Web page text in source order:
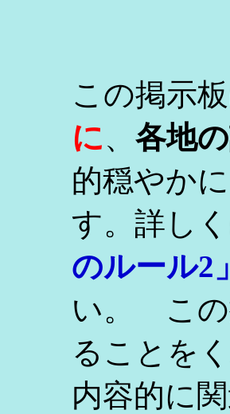
この掲示板
に、 各地
的穏やか
す。詳し
のルール2」
い。 この
ることを
内容的に